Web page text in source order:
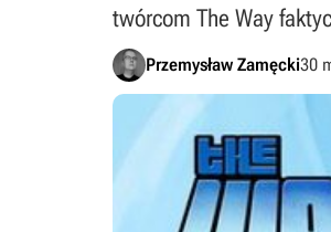
twórcom The Way
Przemysław Zamęcki30